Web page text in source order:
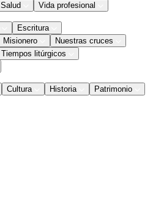
Salud Vida profesional
Escritura
Misionero
Nuestras cruces
Tiempos litúrgicos
Cultura Historia
Patrimonio